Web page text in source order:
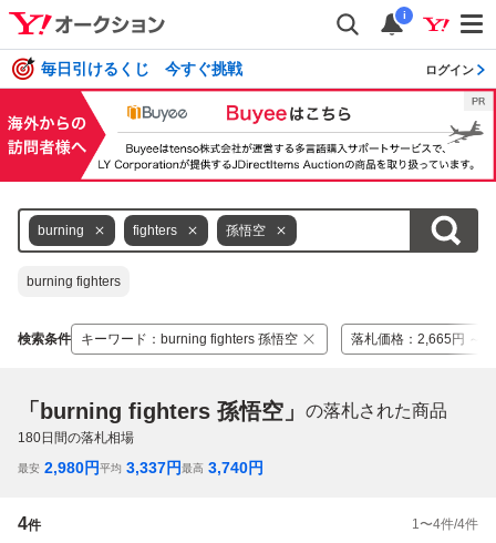
i
毎日引けるくじ 今すぐ挑戦 ログイン
burning fighters 孫悟空
burning fighters
検索条件 キーワード ： burning fighters 孫悟空 落札価格 ： 2,665円 ～
「burning fighters 孫悟空」 の落札された商品
180日間の落札相場
最安 2,980円平均 3,337円最高 3,740円
4件 1 〜4件/4件